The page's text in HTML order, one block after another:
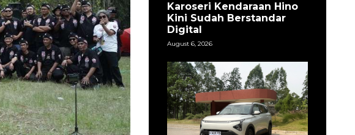
Karoseri Kendaraan Hino
Kini Sudah Berstandar
Digital
August 6, 2026